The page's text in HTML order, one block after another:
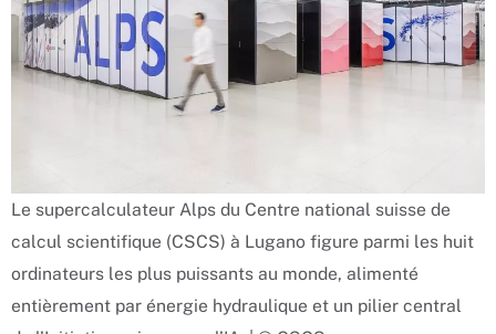
Le supercalculateur Alps du Centre national suisse de
calcul scientifique (CSCS) à Lugano figure parmi les huit
ordinateurs les plus puissants au monde, alimenté
entièrement par énergie hydraulique et un pilier central